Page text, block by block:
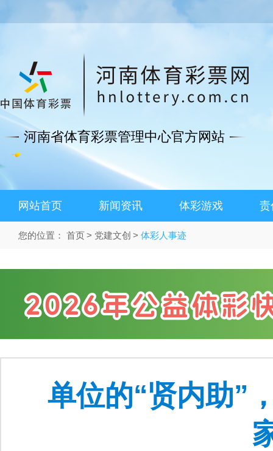
河南省体育彩票管理中心官方网站
网站首页 新闻资讯 体彩游戏 责
您的位置： 首页 党建文创 体彩人事迹
单位的“贤内助”